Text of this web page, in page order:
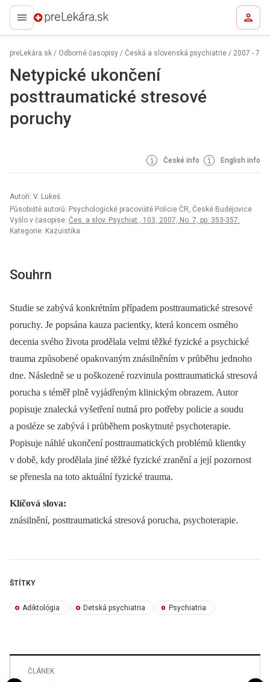
preLekára.sk
preLekára.sk / Odborné časopisy / Česká a slovenská psychiatrie / 2007 - 7
Netypické ukončení
posttraumatické stresové
poruchy
České info English info
Autoři: V. Lukeš
Působiště autorů: Psychologické pracoviště Policie ČR, České Budějovice
Vyšlo v časopise: Čes. a slov. Psychiat., 103, 2007, No. 7, pp. 353-357.
Kategorie: Kazuistika
Souhrn
Studie se zabývá konkrétním případem posttraumatické stresové
poruchy. Je popsána kauza pacientky, která koncem osmého
decenia svého života prodělala velmi těžké fyzické a psychické
trauma způsobené opakovaným znásilněním v průběhu jednoho
dne. Následně se u poškozené rozvinula posttraumatická stresová
porucha s téměř plně vyjádřeným klinickým obrazem. Autor
popisuje znalecká vyšetření nutná pro potřeby policie a soudu
a posléze se zabývá i průběhem poskytnuté psychoterapie.
Popisuje náhlé ukončení posttraumatických problémů klientky
v době, kdy prodělala jiné těžké fyzické zranění a její pozornost
se přenesla na toto aktuální fyzické trauma.
Klíčová slova:
znásilnění, posttraumatická stresová porucha, psychoterapie.
ŠTÍTKY
Adiktológia Detská psychiatria Psychiatria
ČLÁNEK